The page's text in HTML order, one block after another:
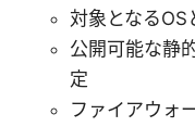
対象となる
公開可能な静
定
ファイアウォ